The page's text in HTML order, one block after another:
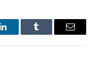
LinkedInTumblr Email